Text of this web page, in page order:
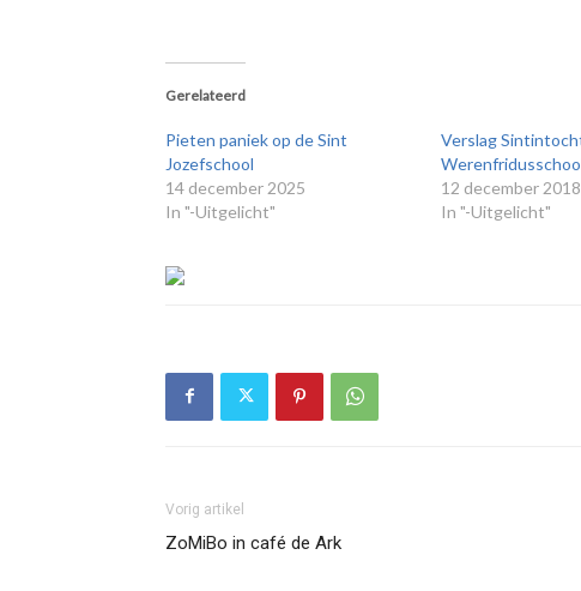
Gerelateerd
Pieten paniek op de Sint
Jozefschool
14 december 2025
In "-Uitgelicht"
Verslag
12 december 2018
In "-Uitgelicht"
Vorig artikel
ZoMiBo in café de Ark